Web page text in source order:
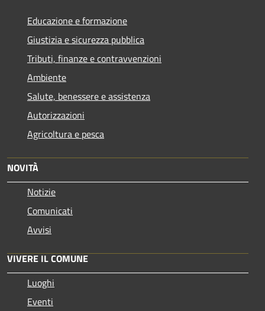
Educazione e formazione
Giustizia e sicurezza pubblica
Tributi, finanze e contravvenzioni
Ambiente
Salute, benessere e assistenza
Autorizzazioni
Agricoltura e pesca
NOVITÀ
Notizie
Comunicati
Avvisi
VIVERE IL COMUNE
Luoghi
Eventi